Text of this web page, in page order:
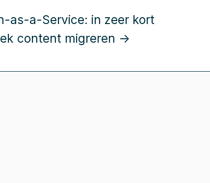
as-a-Service: in zeer kort
content migreren →